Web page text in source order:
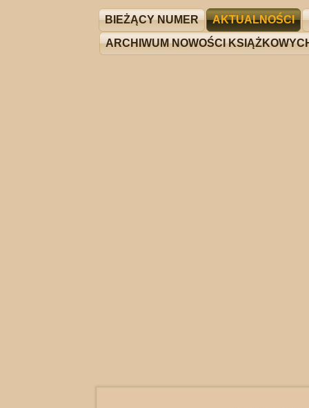
BIEŻĄCY NUMER AKTUALNOŚCI
ARCHIWUM NOWOŚCI